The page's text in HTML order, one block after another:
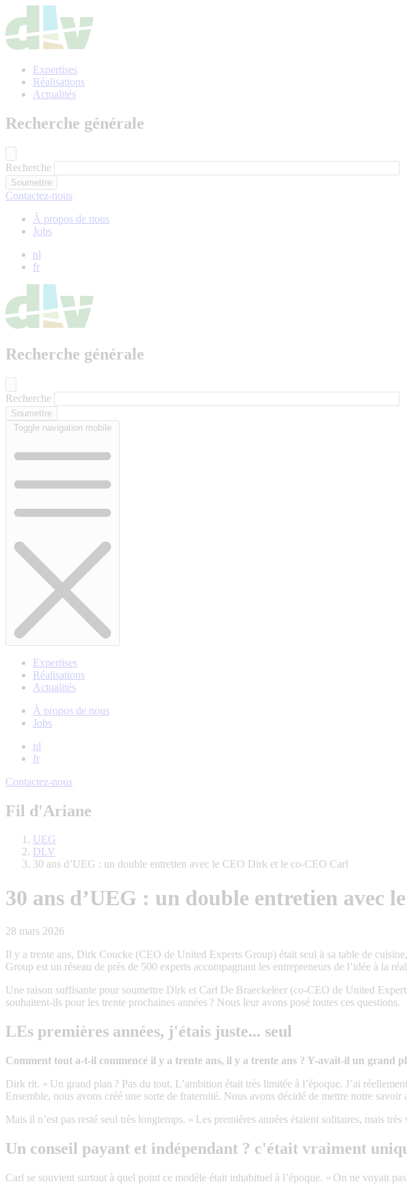
au
contenu
principal
Expertises
Réalisations
Actualités
Recherche générale
Recherche
Contactez-nous
À propos de nous
Jobs
nl
fr
Recherche générale
Recherche
Toggle navigation mobile
Expertises
Réalisations
Actualités
À propos de nous
Jobs
nl
fr
Contactez-nous
Fil d'Ariane
UEG
DLV
30 ans d’UEG : un double entretien avec le CEO Dirk et le co-CEO Carl
30 ans d’UEG : un double entretien avec
28 mars 2026
Il y a trente ans, Dirk Coucke (CEO de United Experts Group) était seul à sa table de
Group est un réseau de près de 500 experts accompagnant les entrepreneurs de l’idée à la
Une raison suffisante pour soumettre Dirk et Carl De Braeckeleer (co-CEO de United
souhaitent-ils pour les trente prochaines années ? Nous leur avons posé toutes ces questions.
LEs premières années, j'étais juste... seul
Comment tout a-t-il commencé il y a trente ans, il y a trente ans ? Y-avait-il un grand
Dirk rit. « Un grand plan ? Pas du tout. L’ambition était très limitée à l’époque. J’ai
Ensemble, nous avons créé une sorte de fraternité. Nous avons décidé de mettre notre
Mais il n’est pas resté seul très longtemps. « Les premières années étaient solitaires, mais
Un conseil payant et indépendant ? c'était vraiment
Carl se souvient surtout à quel point ce modèle était inhabituel à l’époque. « On ne voyait